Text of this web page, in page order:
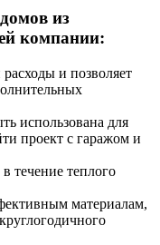
из
компании:
и позволяет
использована для
проект с гаражом и
течение теплого
материалам,